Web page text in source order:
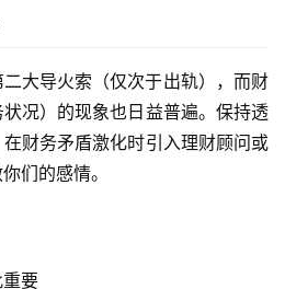
大导火索（仅次于出轨），而财
况）的现象也日益普遍。保持透
财务矛盾激化时引入理财顾问或
们的感情。
要